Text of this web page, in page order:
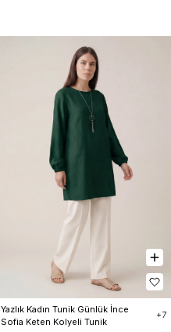
Yazlık Kadın Tunik Günlük İnce
Sofia Keten Kolyeli Tunik
+7